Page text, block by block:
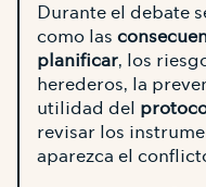
Durante el debate
como las
planificar, los
herederos, la
utilidad del
revisar los
aparezca el